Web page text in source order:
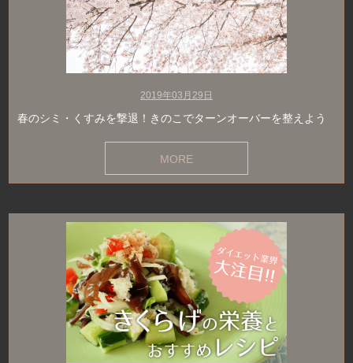
2019年03月29日
春のシミ・くすみを撃退！きのこでターンオーバーを整えよう
MORE